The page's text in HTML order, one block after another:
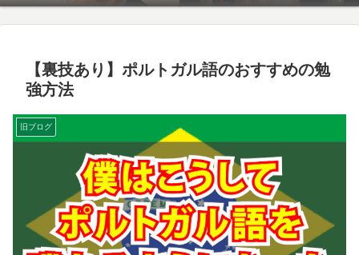
【裏技あり】ポルトガル語のおすすめの勉
強方法
旧ブログ